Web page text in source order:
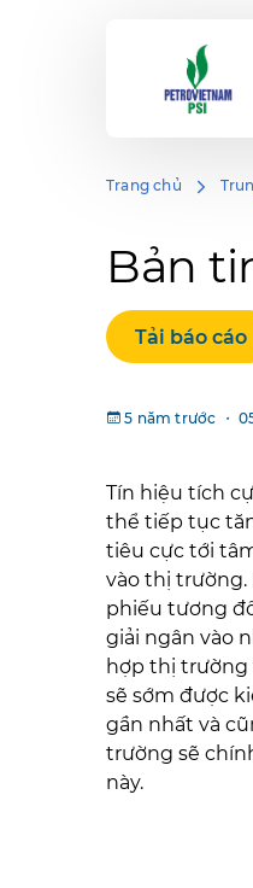
Trang chủ
Bản
Tải báo cáo
5 năm trước ・
Tín hiệu tích
thể tiếp tục
tiêu cực tới
vào thị trường.
phiếu tương
giải ngân vào
hợp thị trường
sẽ sớm được
gần nhất và
trường sẽ
này.